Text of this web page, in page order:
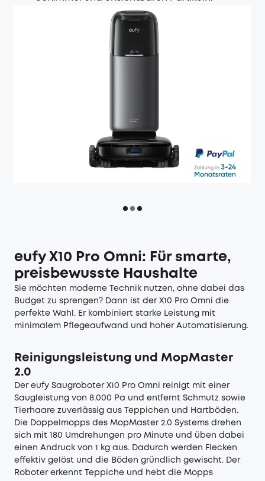
eufy X10 Pro Omni: Für smarte,
preisbewusste Haushalte
Sie möchten moderne Technik nutzen, ohne dabei das
Budget zu sprengen? Dann ist der X10 Pro Omni die
perfekte Wahl. Er kombiniert starke Leistung mit
minimalem Pflegeaufwand und hoher Automatisierung.
Reinigungsleistung und MopMaster
2.0
Der eufy Saugroboter X10 Pro Omni reinigt mit einer
Saugleistung von 8.000 Pa und entfernt Schmutz sowie
Tierhaare zuverlässig aus Teppichen und Hartböden.
Die Doppelmopps des MopMaster 2.0 Systems drehen
sich mit 180 Umdrehungen pro Minute und üben dabei
einen Andruck von 1 kg aus. Dadurch werden Flecken
effektiv gelöst und die Böden gründlich gewischt. Der
Roboter erkennt Teppiche und hebt die Mopps